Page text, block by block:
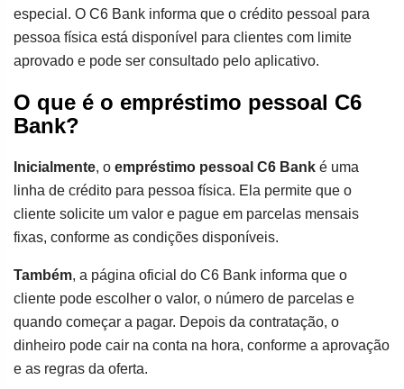
especial. O C6 Bank informa que o crédito pessoal para
pessoa física está disponível para clientes com limite
aprovado e pode ser consultado pelo aplicativo.
O que é o empréstimo pessoal C6
Bank?
Inicialmente, o empréstimo pessoal C6 Bank é uma
linha de crédito para pessoa física. Ela permite que o
cliente solicite um valor e pague em parcelas mensais
fixas, conforme as condições disponíveis.
Também, a página oficial do C6 Bank informa que o
cliente pode escolher o valor, o número de parcelas e
quando começar a pagar. Depois da contratação, o
dinheiro pode cair na conta na hora, conforme a aprovação
e as regras da oferta.